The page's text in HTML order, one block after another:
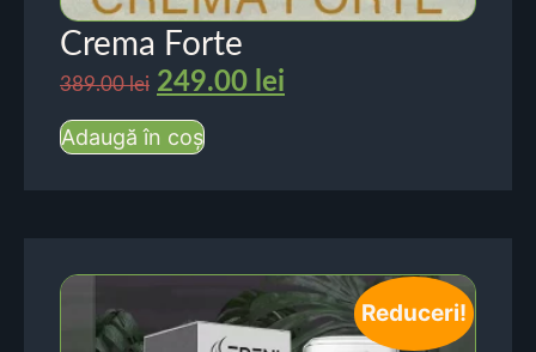
Crema Forte
389.00lei 249.00 lei
Adaugă în coș
Reduceri!